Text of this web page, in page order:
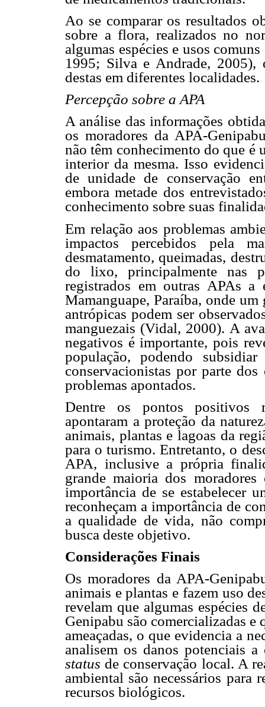
Ao se comparar os resultados
sobre a flora, realizados no
algumas espécies e usos
1995; Silva e Andrade, 2005),
destas em diferentes localidades.
Percepção sobre a APA
A análise das informações
os moradores da APA-
não têm conhecimento do que é
interior da mesma. Isso
de unidade de conservação
embora metade dos
conhecimento sobre suas
Em relação aos problemas
impactos percebidos pela
desmatamento, queimadas,
do lixo, principalmente nas
registrados em outras APAs
Mamanguape, Paraíba, onde
antrópicas podem ser
manguezais (Vidal, 2000). A
negativos é importante, pois
população, podendo
conservacionistas por parte
problemas apontados.
Dentre os pontos positivos
apontaram a proteção da
animais, plantas e lagoas da
para o turismo. Entretanto, o
APA, inclusive a própria
grande maioria dos moradores
importância de se estabelecer
reconheçam a importância de
a qualidade de vida, não
busca deste objetivo.
Considerações Finais
Os moradores da APA-
animais e plantas e fazem uso
revelam que algumas espécies
Genipabu são comercializadas e
ameaçadas, o que evidencia a
analisem os danos potenciais a
status de conservação local. A
ambiental são necessários para
recursos biológicos.